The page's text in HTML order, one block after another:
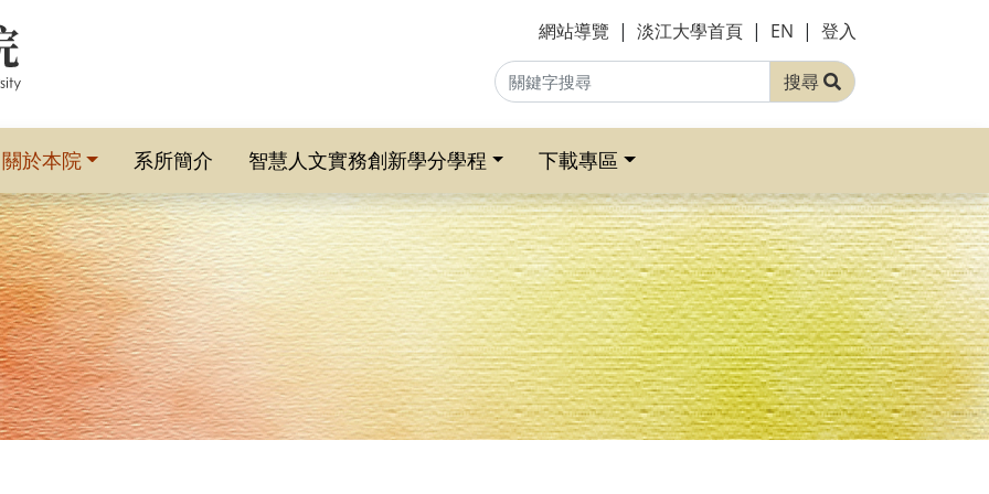
網站導覽 | 淡江大學首頁 | EN | 登入
搜尋
關於本院 系所簡介 智慧人文實務創新學分學程 下載專區